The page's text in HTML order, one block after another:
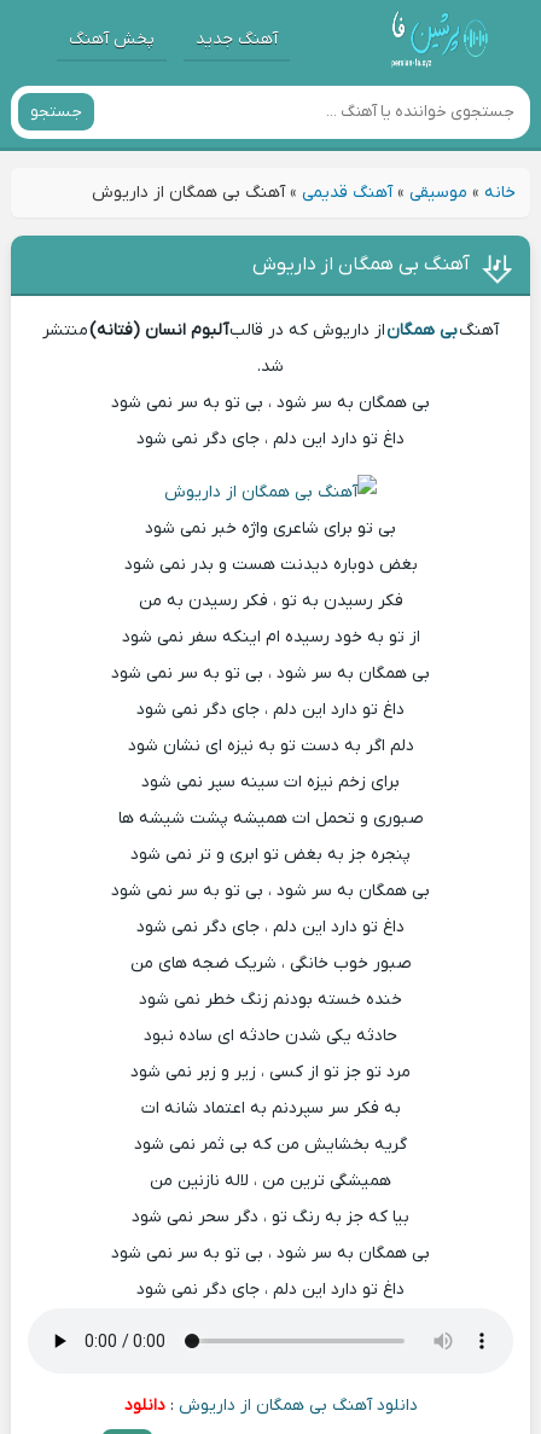
آهنگ جدید پخش آهنگ
جستجو
خانه» موسیقی»آهنگ قدیمی»آهنگ بی همگان از داریوش
آهنگ بی همگان از داریوش
آهنگبی همگاناز داریوش که در قالبآلبوم انسان (فتانه)منتشر
شد.
بی همگان به سر شود ، بی تو به سر نمی شود
داغ تو دارد این دلم ، جای دگر نمی شود
بی تو برای شاعری واژه خبر نمی شود
بغض دوباره دیدنت هست و بدر نمی شود
فکر رسیدن به تو ، فکر رسیدن به من
از تو به خود رسیده ام اینکه سفر نمی شود
بی همگان به سر شود ، بی تو به سر نمی شود
داغ تو دارد این دلم ، جای دگر نمی شود
دلم اگر به دست تو به نیزه ای نشان شود
برای زخم نیزه ات سینه سپر نمی شود
صبوری و تحمل ات همیشه پشت شیشه ها
پنجره جز به بغض تو ابری و تر نمی شود
بی همگان به سر شود ، بی تو به سر نمی شود
داغ تو دارد این دلم ، جای دگر نمی شود
صبور خوب خانگی ، شریک ضجه های من
خنده خسته بودنم زنگ خطر نمی شود
حادثه یکی شدن حادثه ای ساده نبود
مرد تو جز تو از کسی ، زیر و زبر نمی شود
به فکر سر سپردنم به اعتماد شانه ات
گریه بخشایش من که بی ثمر نمی شود
همیشگی ترین من ، لاله نازنین من
بیا که جز به رنگ تو ، دگر سحر نمی شود
بی همگان به سر شود ، بی تو به سر نمی شود
داغ تو دارد این دلم ، جای دگر نمی شود
دانلود آهنگ بی همگان از داریوش :دانلود